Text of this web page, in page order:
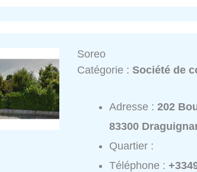
Soreo
Catégorie :Société de
Adresse :202
83300
Quartier :
Téléphone :